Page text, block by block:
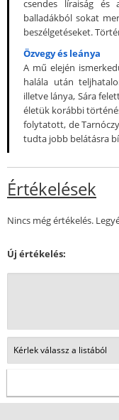
csendes líraiság és
balladákból sokat
beszélgetéseket.
Özvegy és leánya
A mű elején
halála után
illetve lánya, Sára
életük korábbi
folytatott, de
tudta jobb belátásra
Értékelések
Nincs még értékelés.
Új értékelés: